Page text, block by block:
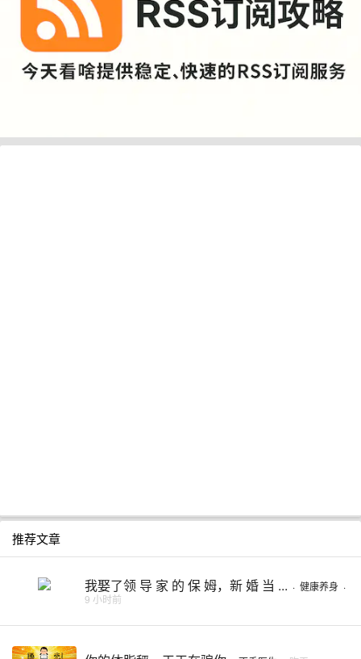
推荐文章
我娶了领 导 家 的 保 姆，新 婚 当 ... · 健康养身 ·
9 小时前